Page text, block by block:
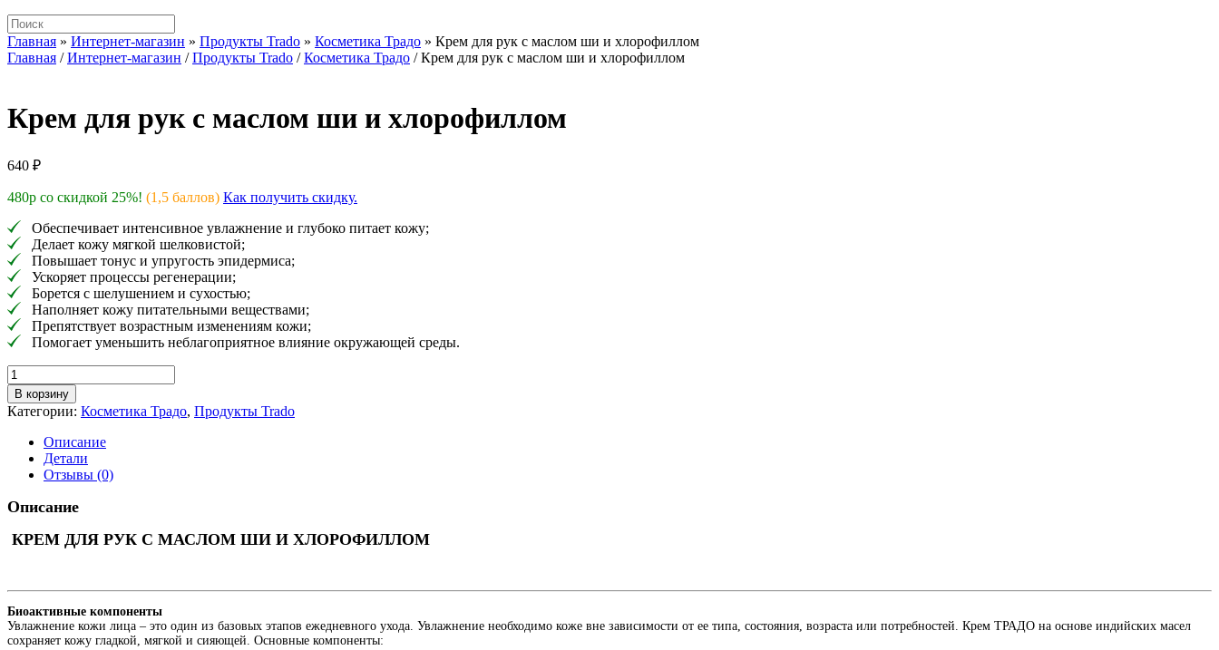
Поиск
по:
Главная » Интернет-магазин » Продукты Trado » Косметика Традо » Крем для рук с маслом ши и хлорофиллом
Главная /Интернет-магазин /Продукты Trado /Косметика Традо / Крем для рук с маслом ши и хлорофиллом
Крем для рук с маслом ши и хлорофиллом
640 ₽
480р со скидкой 25%! (1,5 баллов) Как получить скидку.
Обеспечивает интенсивное увлажнение и глубоко питает кожу;
Делает кожу мягкой шелковистой;
Повышает тонус и упругость эпидермиса;
Ускоряет процессы регенерации;
Борется с шелушением и сухостью;
Наполняет кожу питательными веществами;
Препятствует возрастным изменениям кожи;
Помогает уменьшить неблагоприятное влияние окружающей среды.
Количество
товара
Крем
для
маслом
и
В корзину
Категории: Косметика Традо, Продукты Trado
Описание
Детали
Отзывы (0)
Описание
КРЕМ ДЛЯ РУК С МАСЛОМ ШИ И ХЛОРОФИЛЛОМ
Биоактивные компоненты
Увлажнение кожи лица – это один из базовых этапов ежедневного ухода. Увлажнение необходимо коже вне зависимости от ее типа, состояния, возраста или потребностей. Крем ТРАДО на основе индийских масел
сохраняет кожу гладкой, мягкой и сияющей. Основные компоненты: